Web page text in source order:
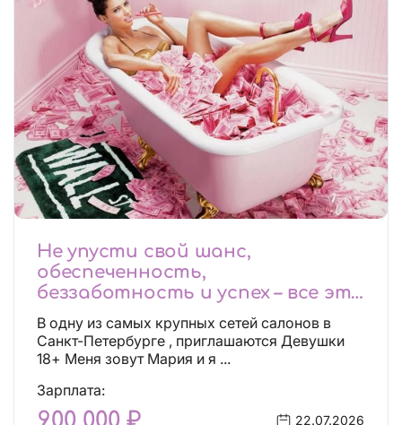
Не упусти свой шанс,
обеспеченность,
беззаботность и успех – все это
будет уже завтра, поспеши!
Лучшие условия!
В одну из самых крупных сетей салонов в
Санкт-Петербурге , приглашаются Девушки
18+ Меня зовут Мария и я ...
Зарплата:
22.07.2026